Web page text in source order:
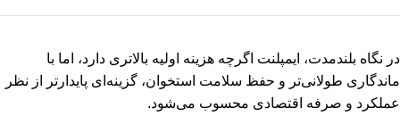
در نگاه بلندمدت، ایمپلنت اگرچه هزینه اولیه بالاتری دارد، اما با
ماندگاری طولانی‌تر و حفظ سلامت استخوان، گزینه‌ای پایدارتر از نظر
عملکرد و صرفه اقتصادی محسوب می‌شود.